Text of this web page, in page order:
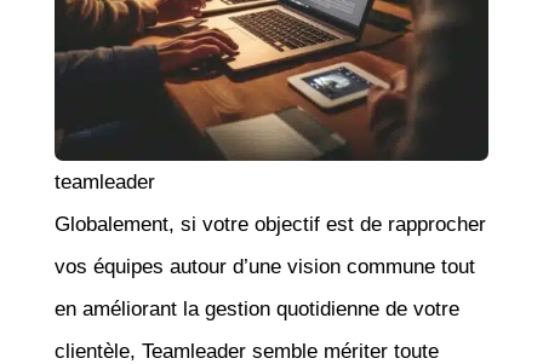
teamleader
Globalement, si votre objectif est de rapprocher
vos équipes autour d’une vision commune tout
en améliorant la gestion quotidienne de votre
clientèle, Teamleader semble mériter toute